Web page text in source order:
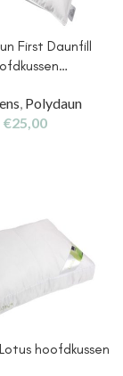
First Daunfill
Polydaun
€25,00
hoofdkussen